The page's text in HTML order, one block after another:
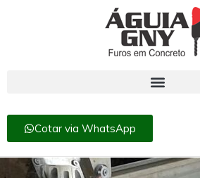
Cotar via WhatsApp